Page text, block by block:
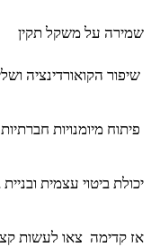
שמירה על משקל תקין
שיפור הקואורדינציה
פיתוח מיומנויות חברתיות
יכולת ביטוי עצמית
אז קדימה צאו לעשות